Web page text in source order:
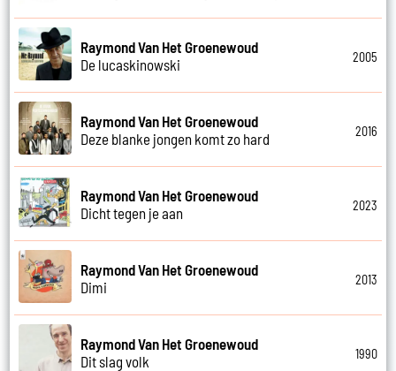
Raymond Van Het Groenewoud
De lucaskinowski
2005
Raymond Van Het Groenewoud
Deze blanke jongen komt zo hard
2016
Raymond Van Het Groenewoud
Dicht tegen je aan
2023
Raymond Van Het Groenewoud
Dimi
2013
Raymond Van Het Groenewoud
Dit slag volk
1990